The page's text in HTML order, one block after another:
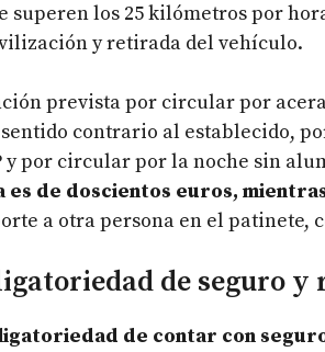
superen los 25 kilómetros por
y retirada del vehículo.
prevista por circular por
contrario al establecido,
y por circular por la noche sin
es de doscientos euros,
a otra persona en el patinete,
de seguro y
de contar con